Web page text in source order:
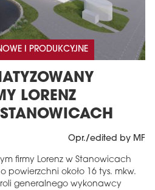
I PRODUKCYJNE
LORENZ
Opr./edited by MF
firmy Lorenz w Stanowicach
powierzchni około 16 tys. mkw.
generalnego wykonawcy